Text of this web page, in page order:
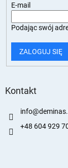
E-mail
Podając swój
ZALOGUJ SIĘ
Kontakt
info@
+48 604 929